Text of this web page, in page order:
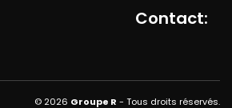
Contact:
© 2026 Groupe R - Tous droits réservés.